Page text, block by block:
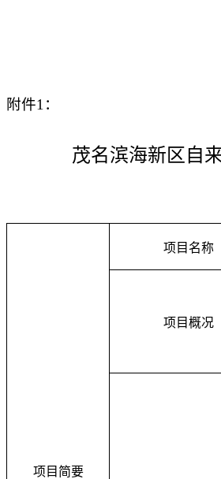
附件1：
茂名滨海新区自
项目简要
项目名称
项目概况